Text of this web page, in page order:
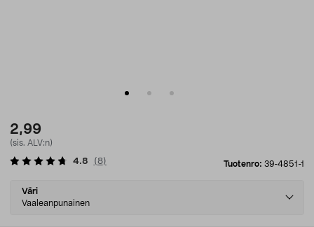
2,99
(sis. ALV:n)
Tuotenro: 39-4851-1
4.8 (8)
Select
variant
Väri
Vaaleanpunainen